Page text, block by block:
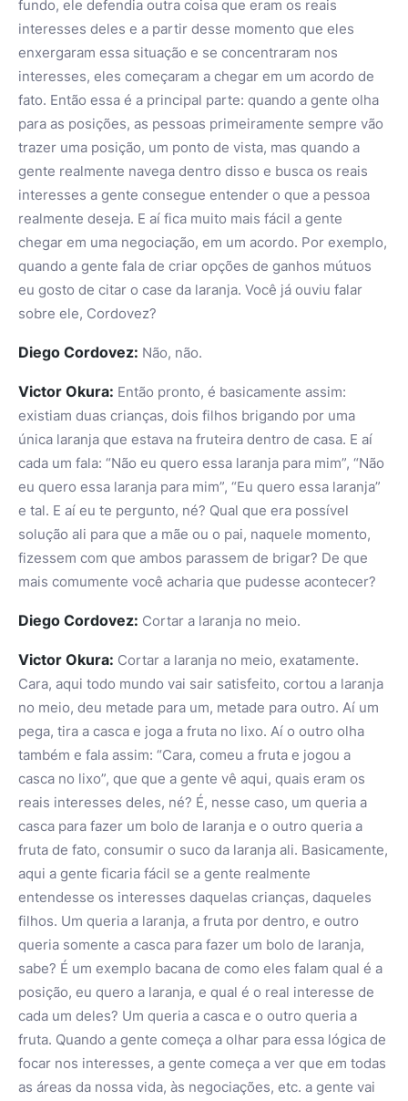
fundo, ele defendia outra coisa que eram os reais
interesses deles e a partir desse momento que eles
enxergaram essa situação e se concentraram nos
interesses, eles começaram a chegar em um acordo de
fato. Então essa é a principal parte: quando a gente olha
para as posições, as pessoas primeiramente sempre vão
trazer uma posição, um ponto de vista, mas quando a
gente realmente navega dentro disso e busca os reais
interesses a gente consegue entender o que a pessoa
realmente deseja. E aí fica muito mais fácil a gente
chegar em uma negociação, em um acordo. Por exemplo,
quando a gente fala de criar opções de ganhos mútuos
eu gosto de citar o case da laranja. Você já ouviu falar
sobre ele, Cordovez?
Diego Cordovez: Não, não.
Victor Okura: Então pronto, é basicamente assim:
existiam duas crianças, dois filhos brigando por uma
única laranja que estava na fruteira dentro de casa. E aí
cada um fala: “Não eu quero essa laranja para mim”, “Não
eu quero essa laranja para mim”, “Eu quero essa laranja”
e tal. E aí eu te pergunto, né? Qual que era possível
solução ali para que a mãe ou o pai, naquele momento,
fizessem com que ambos parassem de brigar? De que
mais comumente você acharia que pudesse acontecer?
Diego Cordovez: Cortar a laranja no meio.
Victor Okura: Cortar a laranja no meio, exatamente.
Cara, aqui todo mundo vai sair satisfeito, cortou a laranja
no meio, deu metade para um, metade para outro. Aí um
pega, tira a casca e joga a fruta no lixo. Aí o outro olha
também e fala assim: “Cara, comeu a fruta e jogou a
casca no lixo”, que que a gente vê aqui, quais eram os
reais interesses deles, né? É, nesse caso, um queria a
casca para fazer um bolo de laranja e o outro queria a
fruta de fato, consumir o suco da laranja ali. Basicamente,
aqui a gente ficaria fácil se a gente realmente
entendesse os interesses daquelas crianças, daqueles
filhos. Um queria a laranja, a fruta por dentro, e outro
queria somente a casca para fazer um bolo de laranja,
sabe? É um exemplo bacana de como eles falam qual é a
posição, eu quero a laranja, e qual é o real interesse de
cada um deles? Um queria a casca e o outro queria a
fruta. Quando a gente começa a olhar para essa lógica de
focar nos interesses, a gente começa a ver que em todas
as áreas da nossa vida, às negociações, etc. a gente vai